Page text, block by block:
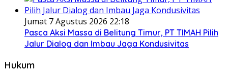
Jumat 7 Agustus 2026 22:18
Pasca Aksi Massa di Belitung Timur, PT TIMAH Pilih
Jalur Dialog dan Imbau Jaga Kondusivitas
Hukum